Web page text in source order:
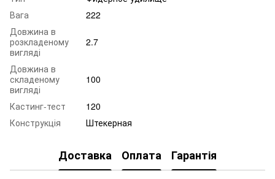
Вага
222
Довжина в
розкладеному
вигляді
2.7
Довжина в
складеному
вигляді
100
Кастинг-тест
120
Конструкція
Штекерная
Доставка Оплата Гарантія